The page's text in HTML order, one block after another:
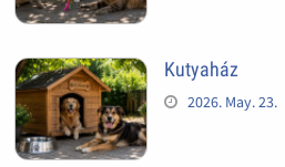
Kutyaház
2026. May. 23.